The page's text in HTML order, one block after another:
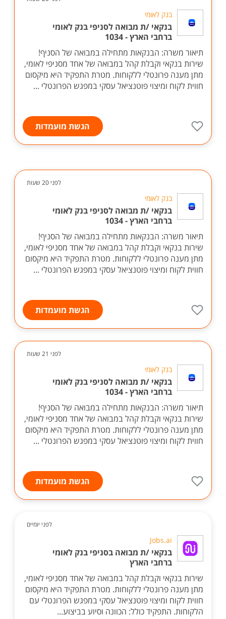
בנק לאומי
בנקאי /ת מבואה לסניפי בנק לאומי
ברחבי הארץ - 1034
תיאור משרה: הבנקאות מתחילה במבואה של הסניף!
שירות בנקאי וקבלת קהל במבואה של אחד מסניפי לאומי,
מתן מענה פרונטלי ללקוחות. מטרת התפקיד היא מיקסום
חווית לקוח ומיצוי פוטנציאל עסקי במפגש הפרונטלי ...
הגשת מועמדות
לפני 20 שעות
בנק לאומי
בנקאי /ת מבואה לסניפי בנק לאומי
ברחבי הארץ - 1034
תיאור משרה: הבנקאות מתחילה במבואה של הסניף!
שירות בנקאי וקבלת קהל במבואה של אחד מסניפי לאומי,
מתן מענה פרונטלי ללקוחות. מטרת התפקיד היא מיקסום
חווית לקוח ומיצוי פוטנציאל עסקי במפגש הפרונטלי ...
הגשת מועמדות
לפני 21 שעות
בנק לאומי
בנקאי /ת מבואה לסניפי בנק לאומי
ברחבי הארץ - 1034
תיאור משרה: הבנקאות מתחילה במבואה של הסניף!
שירות בנקאי וקבלת קהל במבואה של אחד מסניפי לאומי,
מתן מענה פרונטלי ללקוחות. מטרת התפקיד היא מיקסום
חווית לקוח ומיצוי פוטנציאל עסקי במפגש הפרונטלי ...
הגשת מועמדות
לפני יומיים
Jobs.ai
בנקאי /ת מבואה בסניפי בנק לאומי
ברחבי הארץ
שירות בנקאי וקבלת קהל במבואה של אחד מסניפי לאומי,
מתן מענה פרונטלי ללקוחות. מטרת התפקיד היא מיקסום
חווית לקוח ומיצוי פוטנציאל עסקי במפגש הפרונטלי עם
הלקוחות. התפקיד כולל: הכוונה וסיוע בביצוע...